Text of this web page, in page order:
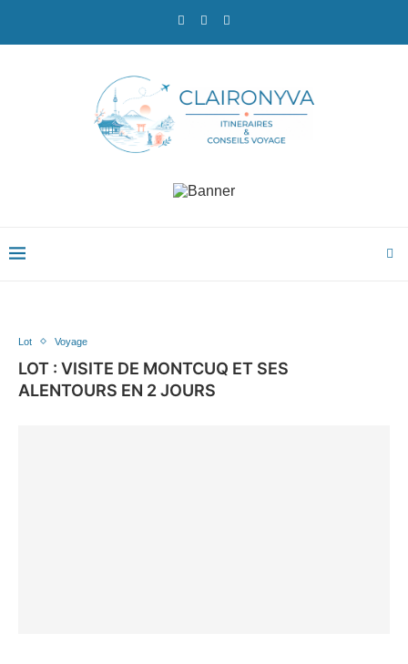
Lot Voyage
LOT : VISITE DE MONTCUQ ET SES
ALENTOURS EN 2 JOURS